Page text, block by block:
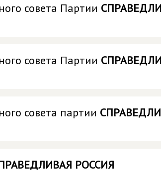
совета Партии
совета Партии
совета партии
РОССИЯ